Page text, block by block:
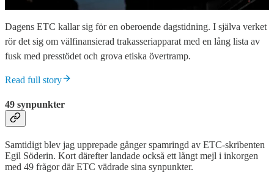
Dagens ETC kallar sig för en oberoende dagstidning. I själva verket
rör det sig om välfinansierad trakasseriapparat med en lång lista av
fusk med presstödet och grova etiska övertramp.
Read full story
49 synpunkter
Samtidigt blev jag upprepade gånger spamringd av ETC-skribenten
Egil Söderin. Kort därefter landade också ett långt mejl i inkorgen
med 49 frågor där ETC vädrade sina synpunkter.